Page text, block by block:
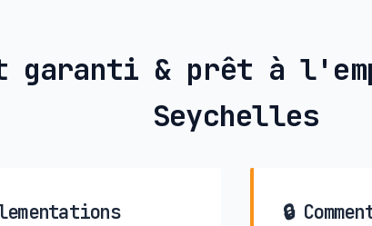
garanti & prêt à
Seychelles
🔒